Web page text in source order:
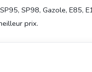
SP98, Gazole, E85,
prix.